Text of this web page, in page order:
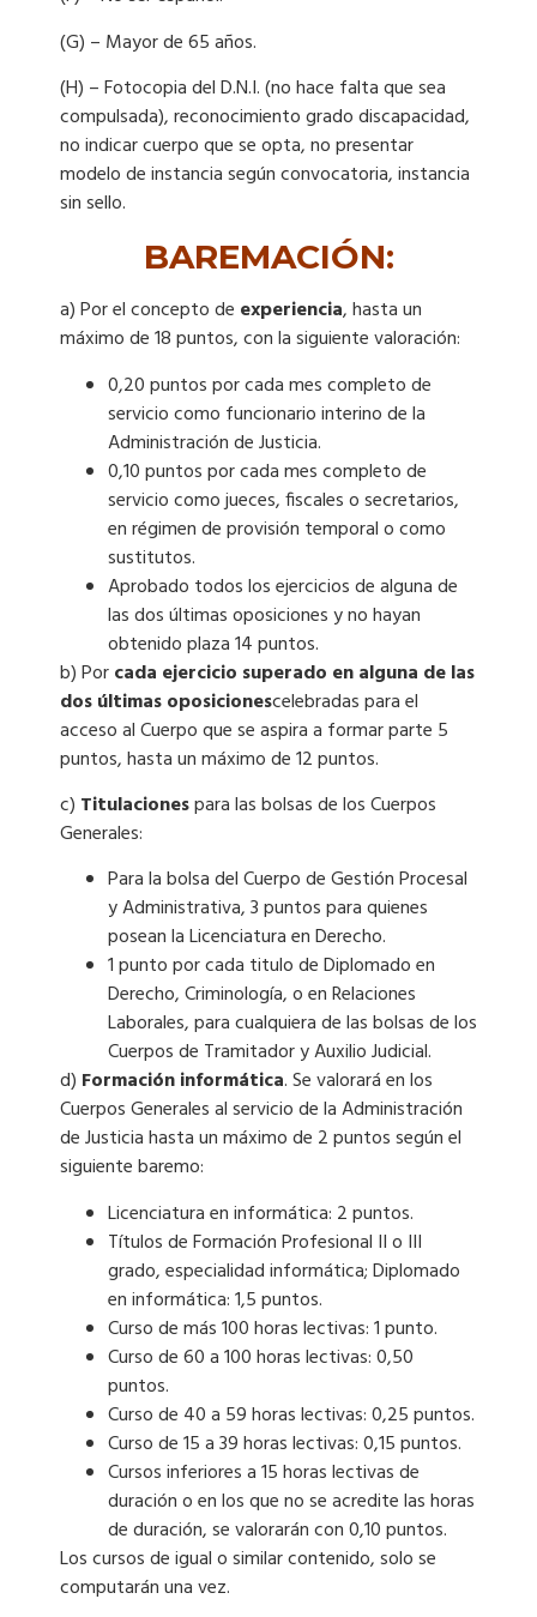
(G) – Mayor de 65 años.
(H) – Fotocopia del D.N.I. (no hace falta que sea
compulsada), reconocimiento grado discapacidad,
no indicar cuerpo que se opta, no presentar
modelo de instancia según convocatoria, instancia
sin sello.
BAREMACIÓN:
a) Por el concepto de experiencia, hasta un
máximo de 18 puntos, con la siguiente valoración:
0,20 puntos por cada mes completo de
servicio como funcionario interino de la
Administración de Justicia.
0,10 puntos por cada mes completo de
servicio como jueces, fiscales o secretarios,
en régimen de provisión temporal o como
sustitutos.
Aprobado todos los ejercicios de alguna de
las dos últimas oposiciones y no hayan
obtenido plaza 14 puntos.
b) Porcada ejercicio superado en alguna de las
dos últimas oposicionescelebradas para el
acceso al Cuerpo que se aspira a formar parte 5
puntos, hasta un máximo de 12 puntos.
c) Titulacionespara las bolsas de los Cuerpos
Generales:
Para la bolsa del Cuerpo de Gestión Procesal
y Administrativa, 3 puntos para quienes
posean la Licenciatura en Derecho.
1 punto por cada titulo de Diplomado en
Derecho, Criminología, o en Relaciones
Laborales, para cualquiera de las bolsas de los
Cuerpos de Tramitador y Auxilio Judicial.
d) Formación informática. Se valorará en los
Cuerpos Generales al servicio de la Administración
de Justicia hasta un máximo de 2 puntos según el
siguiente baremo:
Licenciatura en informática: 2 puntos.
Títulos de Formación Profesional II o III
grado, especialidad informática; Diplomado
en informática: 1,5 puntos.
Curso de más 100 horas lectivas: 1 punto.
Curso de 60 a 100 horas lectivas: 0,50
puntos.
Curso de 40 a 59 horas lectivas: 0,25 puntos.
Curso de 15 a 39 horas lectivas: 0,15 puntos.
Cursos inferiores a 15 horas lectivas de
duración o en los que no se acredite las horas
de duración, se valorarán con 0,10 puntos.
Los cursos de igual o similar contenido, solo se
computarán una vez.